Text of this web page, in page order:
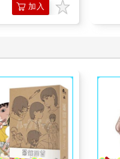
樣的看法。我曾經參赴一
聊到 Gap 的廣告。有個有
們的廣告雖然出名，卻沒
怎麼知道是廣告失靈，而
的品牌、商店，甚至產
的錢還會更多。」
。
加入
購物